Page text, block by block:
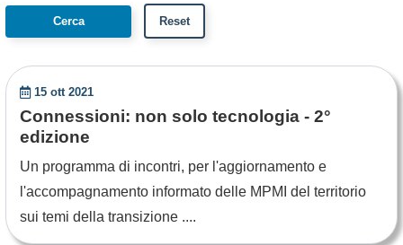
15 ott 2021
Connessioni: non solo tecnologia - 2°
edizione
Un programma di incontri, per l'aggiornamento e
l'accompagnamento informato delle MPMI del territorio
sui temi della transizione ....